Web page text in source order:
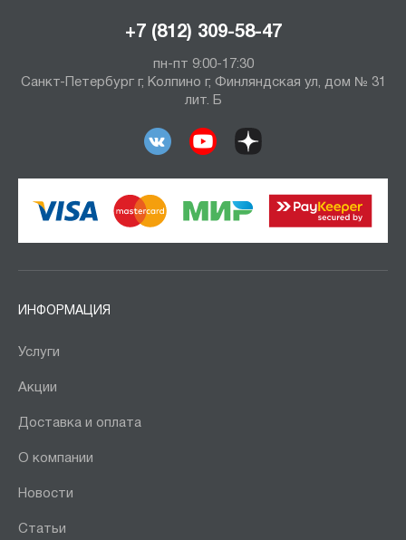
+7 (812) 309-58-47
пн-пт 9:00-17:30
Санкт-Петербург г, Колпино г, Финляндская ул, дом № 31
лит. Б
ИНФОРМАЦИЯ
Услуги
Акции
Доставка и оплата
О компании
Новости
Статьи